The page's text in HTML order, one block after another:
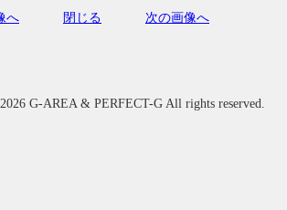
へ 閉じる 次の画像へ
G-AREA & PERFECT-G All rights reserved.